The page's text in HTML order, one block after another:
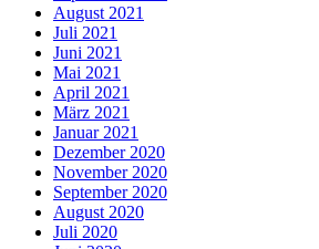
August 2021
Juli 2021
Juni 2021
Mai 2021
April 2021
März 2021
Januar 2021
Dezember 2020
November 2020
September 2020
August 2020
Juli 2020